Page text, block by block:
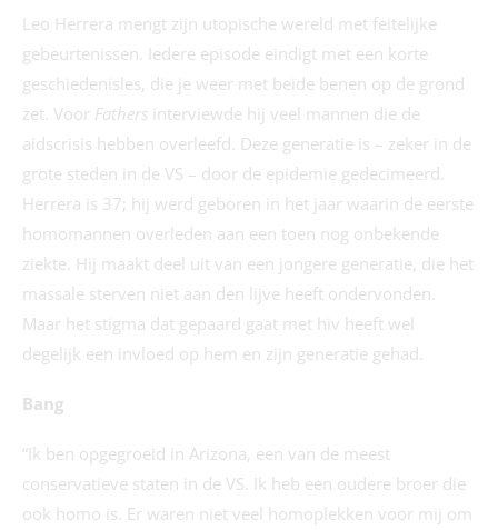
Leo Herrera mengt zijn utopische wereld met feitelijke
gebeurtenissen. Iedere episode eindigt met een korte
geschiedenisles, die je weer met beide benen op de grond
zet. Voor Fathers interviewde hij veel mannen die de
aidscrisis hebben overleefd. Deze generatie is – zeker in de
grote steden in de VS – door de epidemie gedecimeerd.
Herrera is 37; hij werd geboren in het jaar waarin de eerste
homomannen overleden aan een toen nog onbekende
ziekte. Hij maakt deel uit van een jongere generatie, die het
massale sterven niet aan den lijve heeft ondervonden.
Maar het stigma dat gepaard gaat met hiv heeft wel
degelijk een invloed op hem en zijn generatie gehad.
Bang
“Ik ben opgegroeid in Arizona, een van de meest
conservatieve staten in de VS. Ik heb een oudere broer die
ook homo is. Er waren niet veel homoplekken voor mij om